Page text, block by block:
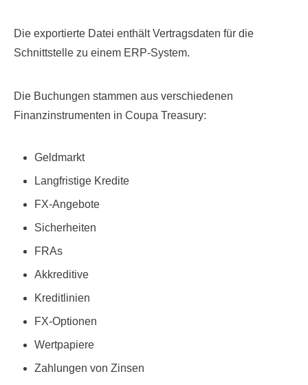
Die exportierte Datei enthält Vertragsdaten für die
Schnittstelle zu einem ERP-System.
Die Buchungen stammen aus verschiedenen
Finanzinstrumenten in Coupa Treasury:
Geldmarkt
Langfristige Kredite
FX-Angebote
Sicherheiten
FRAs
Akkreditive
Kreditlinien
FX-Optionen
Wertpapiere
Zahlungen von Zinsen